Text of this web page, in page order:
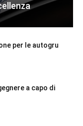
per le autogru
a capo di